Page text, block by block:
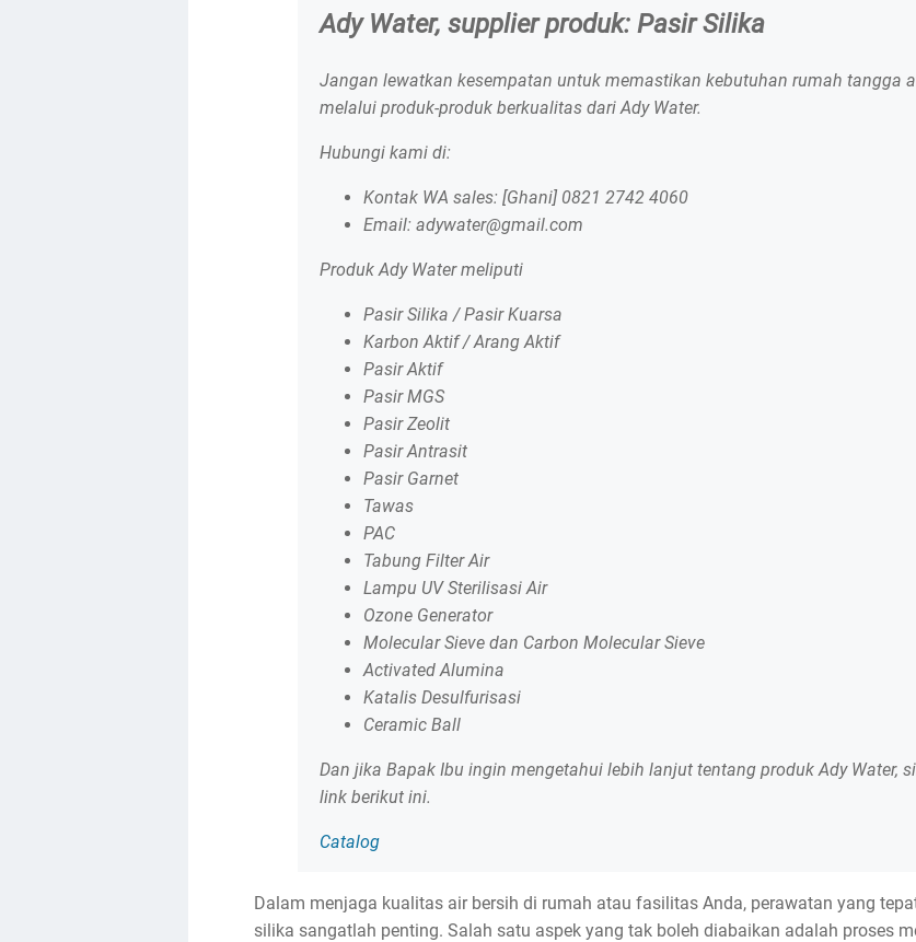
Ady Water, supplier produk: Pasir Silika
Jangan lewatkan kesempatan untuk memastikan kebutuhan rumah tangga
melalui produk-produk berkualitas dari Ady Water.
Hubungi kami di:
Kontak WA sales: [Ghani] 0821 2742 4060
Email: adywater@gmail.com
Produk Ady Water meliputi
Pasir Silika / Pasir Kuarsa
Karbon Aktif / Arang Aktif
Pasir Aktif
Pasir MGS
Pasir Zeolit
Pasir Antrasit
Pasir Garnet
Tawas
PAC
Tabung Filter Air
Lampu UV Sterilisasi Air
Ozone Generator
Molecular Sieve dan Carbon Molecular Sieve
Activated Alumina
Katalis Desulfurisasi
Ceramic Ball
Dan jika Bapak Ibu ingin mengetahui lebih lanjut tentang produk Ady Water,
link berikut ini.
Catalog
Dalam menjaga kualitas air bersih di rumah atau fasilitas Anda, perawatan yang
silika sangatlah penting. Salah satu aspek yang tak boleh diabaikan adalah proses